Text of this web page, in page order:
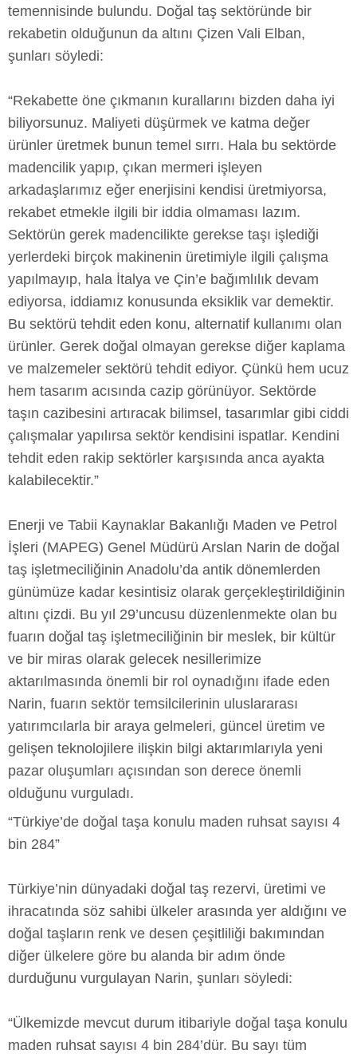
temennisinde bulundu. Doğal taş sektöründe bir
rekabetin olduğunun da altını Çizen Vali Elban,
şunları söyledi:
“Rekabette öne çıkmanın kurallarını bizden daha iyi
biliyorsunuz. Maliyeti düşürmek ve katma değer
ürünler üretmek bunun temel sırrı. Hala bu sektörde
madencilik yapıp, çıkan mermeri işleyen
arkadaşlarımız eğer enerjisini kendisi üretmiyorsa,
rekabet etmekle ilgili bir iddia olmaması lazım.
Sektörün gerek madencilikte gerekse taşı işlediği
yerlerdeki birçok makinenin üretimiyle ilgili çalışma
yapılmayıp, hala İtalya ve Çin’e bağımlılık devam
ediyorsa, iddiamız konusunda eksiklik var demektir.
Bu sektörü tehdit eden konu, alternatif kullanımı olan
ürünler. Gerek doğal olmayan gerekse diğer kaplama
ve malzemeler sektörü tehdit ediyor. Çünkü hem ucuz
hem tasarım acısında cazip görünüyor. Sektörde
taşın cazibesini artıracak bilimsel, tasarımlar gibi ciddi
çalışmalar yapılırsa sektör kendisini ispatlar. Kendini
tehdit eden rakip sektörler karşısında anca ayakta
kalabilecektir.”
Enerji ve Tabii Kaynaklar Bakanlığı Maden ve Petrol
İşleri (MAPEG) Genel Müdürü Arslan Narin de doğal
taş işletmeciliğinin Anadolu’da antik dönemlerden
günümüze kadar kesintisiz olarak gerçekleştirildiğinin
altını çizdi. Bu yıl 29’uncusu düzenlenmekte olan bu
fuarın doğal taş işletmeciliğinin bir meslek, bir kültür
ve bir miras olarak gelecek nesillerimize
aktarılmasında önemli bir rol oynadığını ifade eden
Narin, fuarın sektör temsilcilerinin uluslararası
yatırımcılarla bir araya gelmeleri, güncel üretim ve
gelişen teknolojilere ilişkin bilgi aktarımlarıyla yeni
pazar oluşumları açısından son derece önemli
olduğunu vurguladı.
“Türkiye’de doğal taşa konulu maden ruhsat sayısı 4
bin 284”
Türkiye’nin dünyadaki doğal taş rezervi, üretimi ve
ihracatında söz sahibi ülkeler arasında yer aldığını ve
doğal taşların renk ve desen çeşitliliği bakımından
diğer ülkelere göre bu alanda bir adım önde
durduğunu vurgulayan Narin, şunları söyledi:
“Ülkemizde mevcut durum itibariyle doğal taşa konulu
maden ruhsat sayısı 4 bin 284’dür. Bu sayı tüm